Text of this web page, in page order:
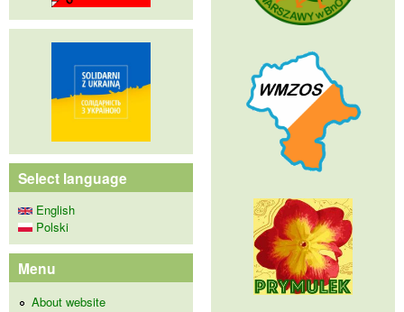
Select language
English
Polski
Menu
About website